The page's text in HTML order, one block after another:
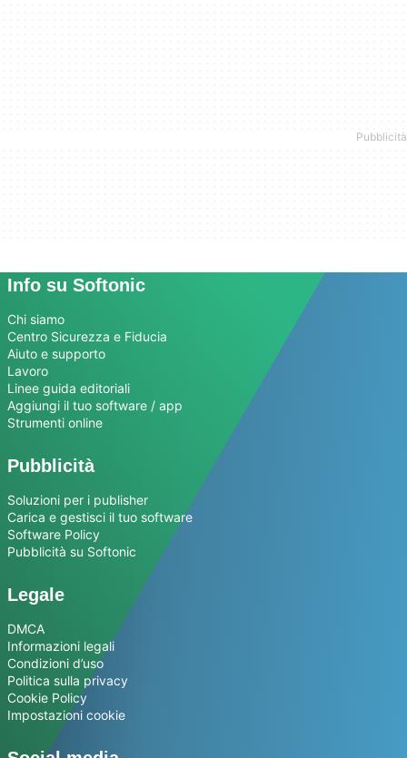
Info su Softonic
Chi siamo
Centro Sicurezza e Fiducia
Aiuto e supporto
Lavoro
Linee guida editoriali
Aggiungi il tuo software / app
Strumenti online
Pubblicità
Soluzioni per i publisher
Carica e gestisci il tuo software
Software Policy
Pubblicità su Softonic
Legale
DMCA
Informazioni legali
Condizioni d’uso
Politica sulla privacy
Cookie Policy
Impostazioni cookie